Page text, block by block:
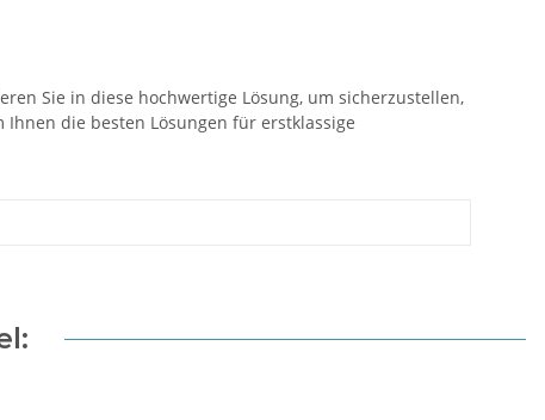
Sie in diese hochwertige Lösung, um sicherzustellen,
die besten Lösungen für erstklassige